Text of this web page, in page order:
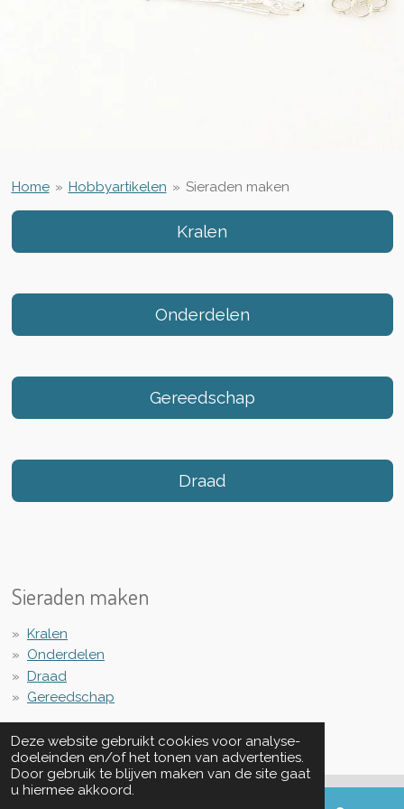
Deze website gebruikt cookies voor analyse-
doeleinden en/of het tonen van advertenties.
Door gebruik te blijven maken van de site gaat
u hiermee akkoord.
Home » Hobbyartikelen » Sieraden maken
Kralen
Onderdelen
Gereedschap
Draad
Sieraden maken
Kralen
Onderdelen
Draad
Gereedschap